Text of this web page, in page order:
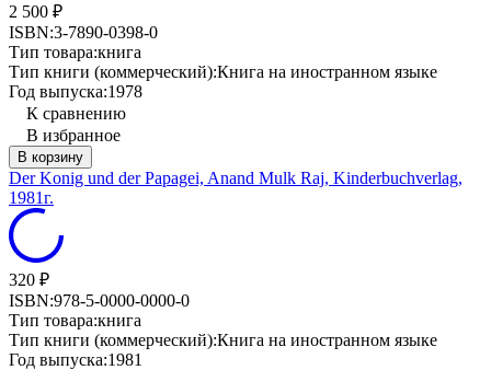
2 500 ₽
ISBN:3-7890-0398-0
Тип товара:книга
Тип книги (коммерческий):Книга на иностранном языке
Год выпуска:1978
К сравнению
В избранное
В корзину
Der Konig und der Papagei, Anand Mulk Raj, Kinderbuchverlag,
1981г.
320 ₽
ISBN:978-5-0000-0000-0
Тип товара:книга
Тип книги (коммерческий):Книга на иностранном языке
Год выпуска:1981